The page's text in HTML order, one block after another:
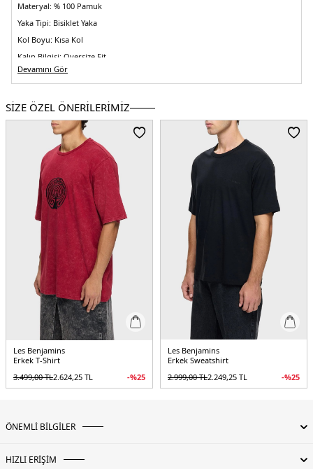
Materyal: % 100 Pamuk
Yaka Tipi: Bisiklet Yaka
Kol Boyu: Kısa Kol
Kalıp Bilgisi: Oversize Fit
Manken Bedeni:
5DY1LB25SSUNLMUOT020.12
Devamını Gör
SİZE ÖZEL ÖNERİLERİMİZ
Les Benjamins
Erkek T-Shirt
3.499,00TL2.624,25 TL -%25
Les Benjamins
Erkek Sweatshirt
2.999,00TL2.249,25 TL -%25
ÖNEMLİ BİLGİLER
HIZLI ERİŞİM